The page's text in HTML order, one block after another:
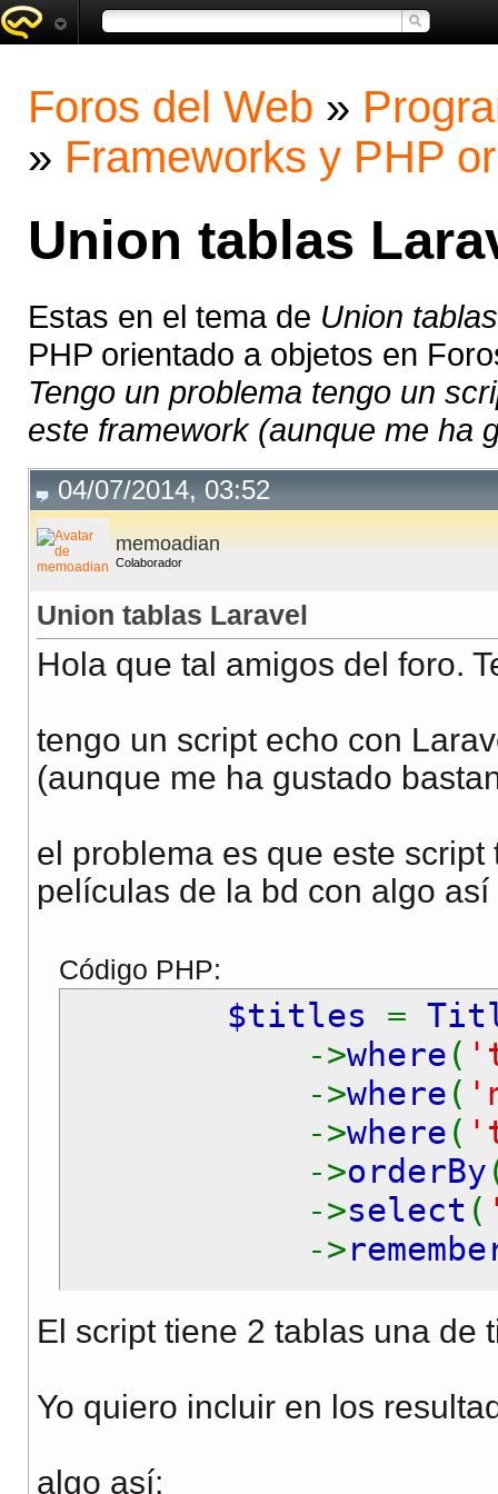
Foros del Web »
» Frameworks y PHP
Union tablas
Estas en el tema de Union
PHP orientado a objetos en
Tengo un problema tengo un
este framework (aunque me ha
04/07/2014, 03:52
memoadian
Colaborador
Union tablas Laravel
Hola que tal amigos del foro.
tengo un script echo con
(aunque me ha gustado
el problema es que este
películas de la bd con algo así
Código PHP:
$titles =
->where (
->where (
->where (
->orderBy
->select (
->
//prepare
{
El script tiene 2 tablas una de
Yo quiero incluir en los
algo así: